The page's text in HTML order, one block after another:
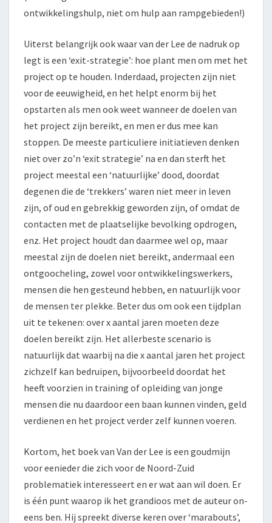
ontwikkelingshulp, niet om hulp aan rampgebieden!)
Uiterst belangrijk ook waar van der Lee de nadruk op
legt is een ‘exit-strategie’: hoe plant men om met het
project op te houden. Inderdaad, projecten zijn niet
voor de eeuwigheid, en het helpt enorm bij het
opstarten als men ook weet wanneer de doelen van
het project zijn bereikt, en men er dus mee kan
stoppen. De meeste particuliere initiatieven denken
niet over zo’n ‘exit strategie’ na en dan sterft het
project meestal een ‘natuurlijke’ dood, doordat
degenen die de ‘trekkers’ waren niet meer in leven
zijn, of oud en gebrekkig geworden zijn, of omdat de
contacten met de plaatselijke bevolking opdrogen,
enz. Het project houdt dan daarmee wel op, maar
meestal zijn de doelen niet bereikt, andermaal een
ontgoocheling, zowel voor ontwikkelingswerkers,
mensen die hen gesteund hebben, en natuurlijk voor
de mensen ter plekke. Beter dus om ook een tijdplan
uit te tekenen: over x aantal jaren moeten deze
doelen bereikt zijn. Het allerbeste scenario is
natuurlijk dat waarbij na die x aantal jaren het project
zichzelf kan bedruipen, bijvoorbeeld doordat het
heeft voorzien in training of opleiding van jonge
mensen die nu daardoor een baan kunnen vinden, geld
verdienen en het project verder zelf kunnen voeren.
Kortom, het boek van Van der Lee is een goudmijn
voor eenieder die zich voor de Noord-Zuid
problematiek interesseert en er wat aan wil doen. Er
is één punt waarop ik het grandioos met de auteur on-
eens ben. Hij spreekt diverse keren over ‘marabouts’,